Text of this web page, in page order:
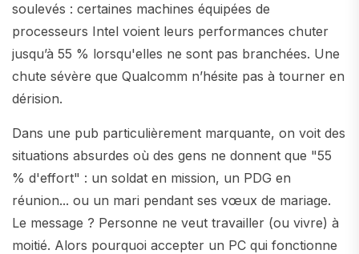
soulevés : certaines machines équipées de
processeurs Intel voient leurs performances chuter
jusqu’à 55 % lorsqu'elles ne sont pas branchées. Une
chute sévère que Qualcomm n’hésite pas à tourner en
dérision.
Dans une pub particulièrement marquante, on voit des
situations absurdes où des gens ne donnent que "55
% d'effort" : un soldat en mission, un PDG en
réunion... ou un mari pendant ses vœux de mariage.
Le message ? Personne ne veut travailler (ou vivre) à
moitié. Alors pourquoi accepter un PC qui fonctionne